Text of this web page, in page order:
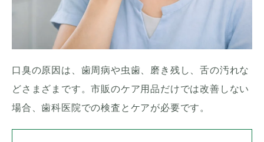
口臭の原因は、歯周病や虫歯、磨き残し、舌の汚れな
どさまざまです。市販のケア用品だけでは改善しない
場合、歯科医院での検査とケアが必要です。